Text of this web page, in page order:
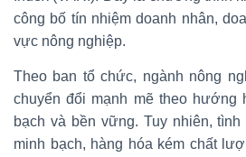
công bố tín nhiệm doanh nhân,
vực nông nghiệp.
Theo ban tổ chức, ngành nông
chuyển đổi mạnh mẽ theo hướng
bạch và bền vững. Tuy nhiên,
minh bạch, hàng hóa kém chất